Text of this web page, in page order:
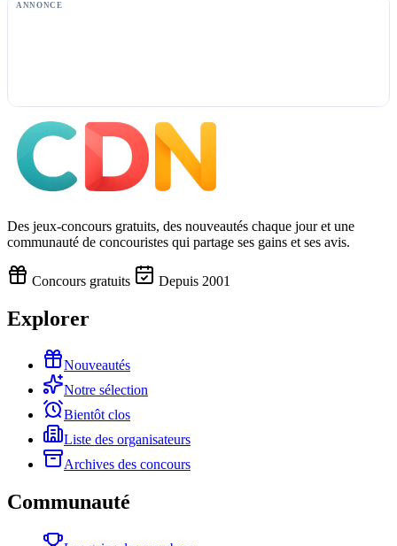
ANNONCE
Des jeux-concours gratuits, des nouveautés chaque jour et une
communauté de concouristes qui partage ses gains et ses avis.
Concours gratuits Depuis 2001
Explorer
Nouveautés
Notre sélection
Bientôt clos
Liste des organisateurs
Archives des concours
Communauté